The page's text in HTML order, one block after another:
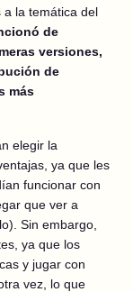
a la temática del
de
versiones,
de
más
elegir la
ya que les
funcionar con
que ver a
Sin embargo,
ya que los
y jugar con
vez, lo que